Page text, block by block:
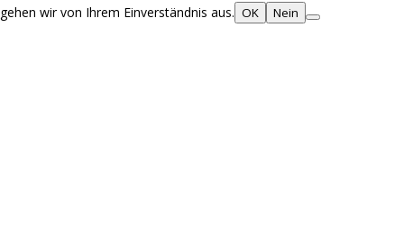
gehen wir von Ihrem Einverständnis aus. OK Nein